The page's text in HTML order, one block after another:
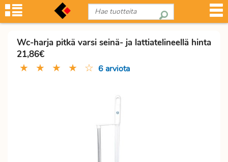
Wc-harja pitkä varsi seinä- ja lattiatelineellä hinta
21,86€
★ ★ ★ ★ ☆ 6 arviota